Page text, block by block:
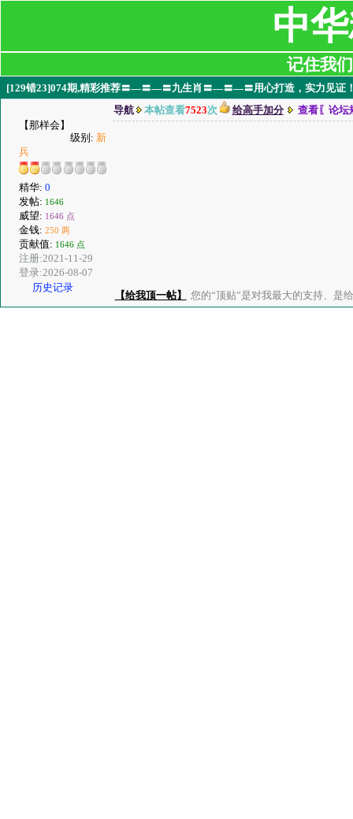
中
记住我
[129错23]074期,精彩推荐〓—〓—〓九生肖〓—〓—〓用心打造，实力见证
【那样会】
级别: 新
兵
精华: 0
发帖: 1646
威望: 1646 点
金钱: 250 两
贡献值: 1646 点
注册:2021-11-29
登录:2026-08-07
历史记录
导航 本帖查看7523次 给高手加分 查看〖论坛
【给我顶一帖】 您的“顶贴”是对我最大的支持、是